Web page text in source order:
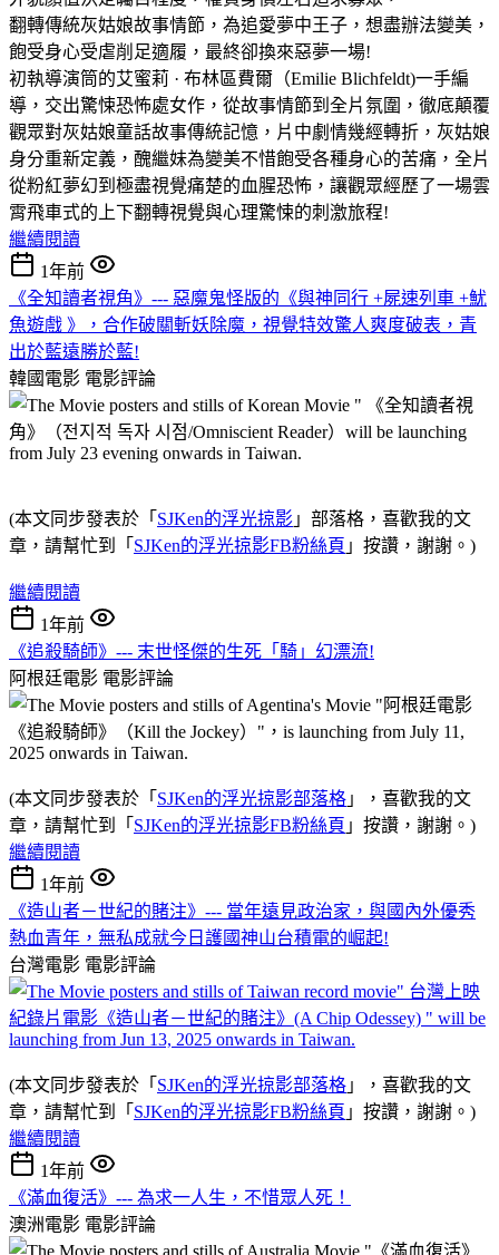
翻轉傳統灰姑娘故事情節，為追愛夢中王子，想盡辦法變美，
飽受身心受虐削足適履，最終卻換來惡夢一場!
初執導演筒的艾蜜莉 · 布林區費爾（Emilie Blichfeldt)一手編
導，交出驚悚恐怖處女作，從故事情節到全片氛圍，徹底顛覆
觀眾對灰姑娘童話故事傳統記憶，片中劇情幾經轉折，灰姑娘
身分重新定義，醜繼妹為變美不惜飽受各種身心的苦痛，全片
從粉紅夢幻到極盡視覺痛楚的血腥恐怖，讓觀眾經歷了一場雲
霄飛車式的上下翻轉視覺與心理驚悚的刺激旅程!
繼續閱讀
1年前
《全知讀者視角》--- 惡魔鬼怪版的《與神同行 +屍速列車 +魷
魚遊戲 》，合作破關斬妖除魔，視覺特效驚人爽度破表，青
出於藍遠勝於藍!
韓國電影 電影評論
(本文同步發表於「 SJKen的浮光掠影 」部落格，喜歡我的文
章，請幫忙到「 SJKen的浮光掠影FB粉絲頁 」按讚，謝謝。)
繼續閱讀
1年前
《追殺騎師》--- 末世怪傑的生死「騎」幻漂流!
阿根廷電影 電影評論
(本文同步發表於「 SJKen的浮光掠影部落格 」，喜歡我的文
章，請幫忙到「 SJKen的浮光掠影FB粉絲頁 」按讚，謝謝。)
繼續閱讀
1年前
《造山者－世紀的賭注》--- 當年遠見政治家，與國內外優秀
熱血青年，無私成就今日護國神山台積電的崛起!
台灣電影 電影評論
(本文同步發表於「 SJKen的浮光掠影部落格 」，喜歡我的文
章，請幫忙到「 SJKen的浮光掠影FB粉絲頁 」按讚，謝謝。)
繼續閱讀
1年前
《滿血復活》--- 為求一人生，不惜眾人死！
澳洲電影 電影評論